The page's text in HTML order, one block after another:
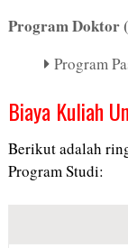
Program Doktor
Program
Biaya Kuliah
Berikut adalah
Program Studi: